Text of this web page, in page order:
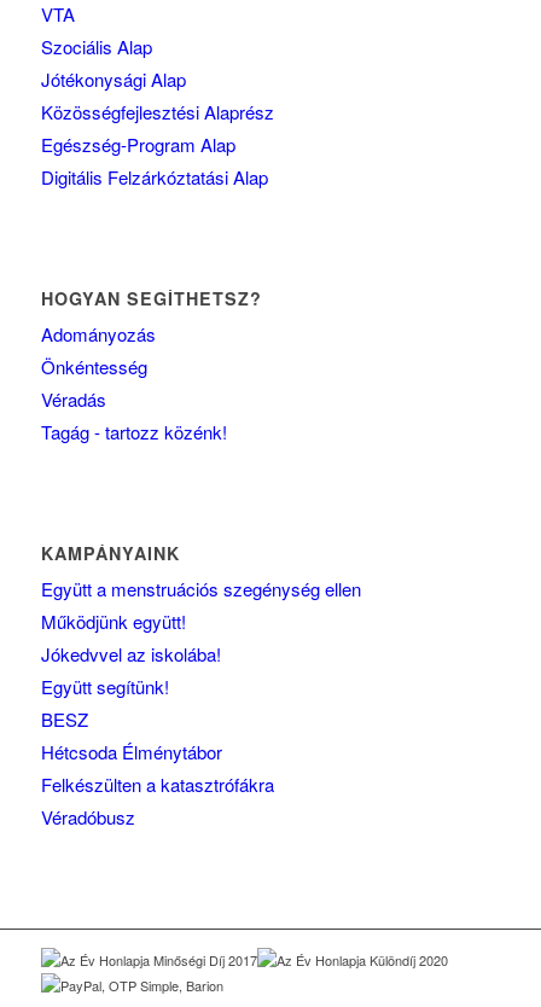
VTA
Szociális Alap
Jótékonysági Alap
Közösségfejlesztési Alaprész
Egészség-Program Alap
Digitális Felzárkóztatási Alap
HOGYAN SEGÍTHETSZ?
Adományozás
Önkéntesség
Véradás
Tagág - tartozz közénk!
KAMPÁNYAINK
Együtt a menstruációs szegénység ellen
Működjünk együtt!
Jókedvvel az iskolába!
Együtt segítünk!
BESZ
Hétcsoda Élménytábor
Felkészülten a katasztrófákra
Véradóbusz